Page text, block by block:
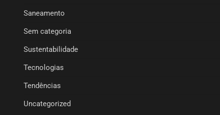
Saneamento
Sem categoria
Sustentabilidade
Tecnologias
Tendências
Uncategorized